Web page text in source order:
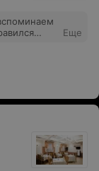
Еще